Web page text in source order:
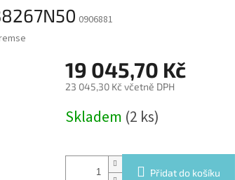
0906881
19 045,70 Kč
23 045,30 Kč včetně DPH
cena:
Skladem (2 ks)
Přidat do košíku